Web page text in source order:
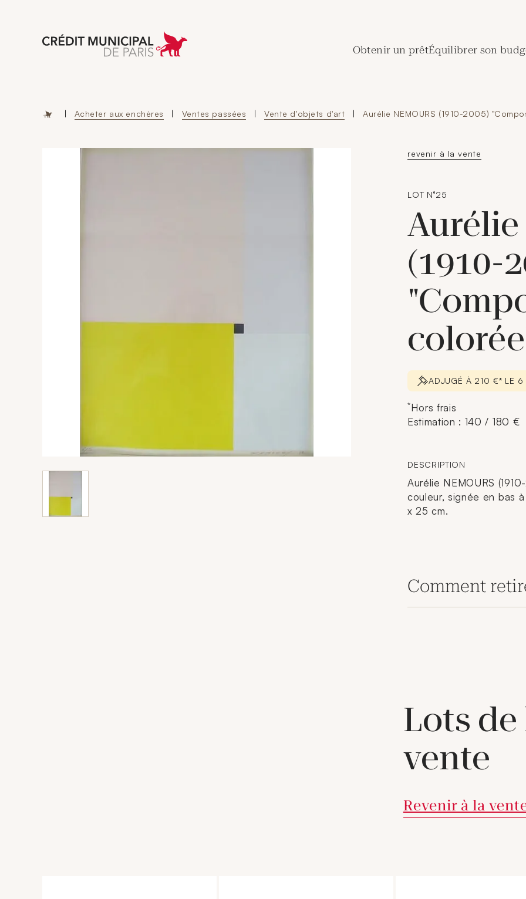
Aller à l'accueil de Crédit Municipal de Paris
Obtenir un prêtÉquilibrer son
| Acheter aux enchères | Ventes passées | Vente d'objets d'art | Aurélie NEMOURS (1910-2005)
revenir à la vente
LOT N°25
Aurélie
(1910-
ADJUGÉ À 210 €* LE 6
*Hors frais
Estimation : 140 / 180 €
DESCRIPTION
Aurélie NEMOURS
couleur, signée en bas
x 25 cm.
Comment
Lots de
vente
Revenir à la